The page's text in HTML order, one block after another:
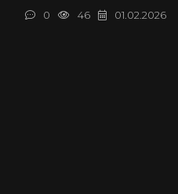
01.02.2026
46
0